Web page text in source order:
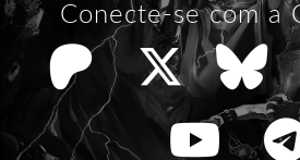
Conecte-se com a